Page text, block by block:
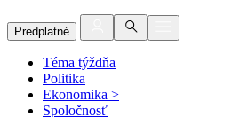
Predplatné
Téma týždňa
Politika
Ekonomika >
Spoločnosť